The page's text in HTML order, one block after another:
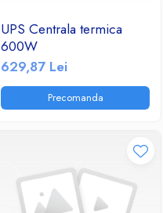
UPS Centrala termica
600W
629,87 Lei
Precomanda